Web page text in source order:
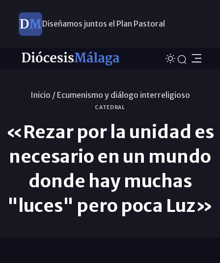
Diseñamos juntos el Plan Pastoral
Inicio / Ecumenismo y diálogo interreligioso
CATEDRAL
«Rezar por la unidad es
necesario en un mundo
donde hay muchas
"luces" pero poca Luz»